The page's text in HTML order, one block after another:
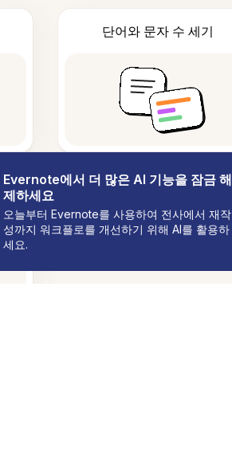
단어와 문자 수 세기
Evernote에서 더 많은 AI 기능을 잠금 해
제하세요
오늘부터 Evernote를 사용하여 전사에서 재작
성까지 워크플로를 개선하기 위해 AI를 활용하
세요.